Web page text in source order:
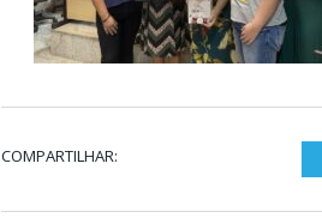
COMPARTILHAR: